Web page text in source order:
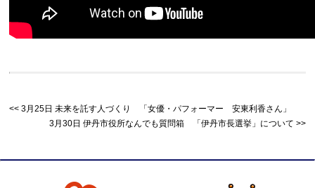
3月25日 未来を託す人づくり 「女優・パフォーマー 安東利香さん」
3月30日 伊丹市役所なんでも質問箱 「伊丹市長選挙」について